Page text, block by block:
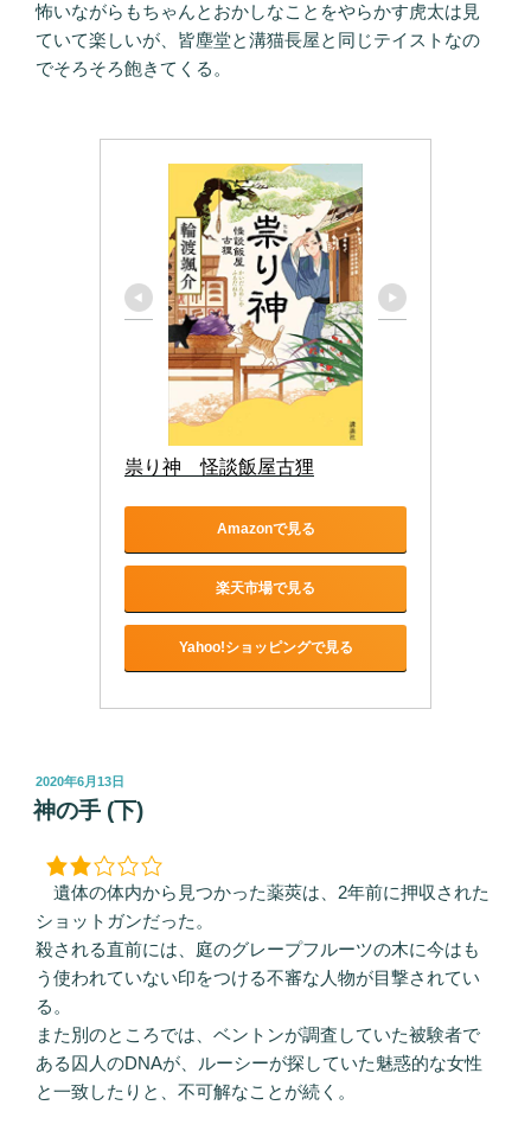
怖いながらもちゃんとおかしなことをやらかす虎太は見
ていて楽しいが、皆塵堂と溝猫長屋と同じテイストなの
でそろそろ飽きてくる。
祟り神　怪談飯屋古狸
Amazonで見る
楽天市場で見る
Yahoo!ショッピングで見る
投
稿
日:
2020年6月13日
神の手 (下)
遺体の体内から見つかった薬莢は、2年前に押収された
ショットガンだった。
殺される直前には、庭のグレープフルーツの木に今はも
う使われていない印をつける不審な人物が目撃されてい
る。
また別のところでは、ベントンが調査していた被験者で
ある囚人のDNAが、ルーシーが探していた魅惑的な女性
と一致したりと、不可解なことが続く。